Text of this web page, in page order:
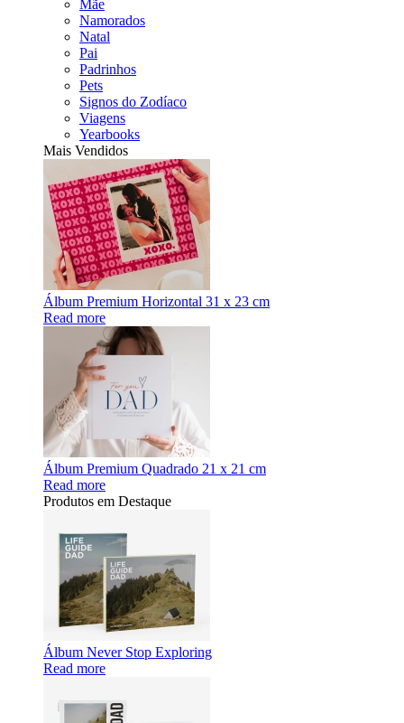
Mãe
Namorados
Natal
Pai
Padrinhos
Pets
Signos do Zodíaco
Viagens
Yearbooks
Mais Vendidos
Álbum Premium Horizontal 31 x 23 cm
Read more
Álbum Premium Quadrado 21 x 21 cm
Read more
Produtos em Destaque
Álbum Never Stop Exploring
Read more